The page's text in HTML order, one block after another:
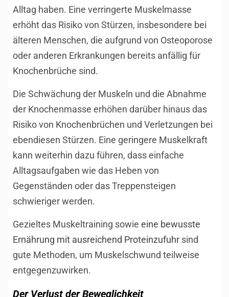
Alltag haben. Eine verringerte Muskelmasse
erhöht das Risiko von Stürzen, insbesondere bei
älteren Menschen, die aufgrund von Osteoporose
oder anderen Erkrankungen bereits anfällig für
Knochenbrüche sind.
Die Schwächung der Muskeln und die Abnahme
der Knochenmasse erhöhen darüber hinaus das
Risiko von Knochenbrüchen und Verletzungen bei
ebendiesen Stürzen. Eine geringere Muskelkraft
kann weiterhin dazu führen, dass einfache
Alltagsaufgaben wie das Heben von
Gegenständen oder das Treppensteigen
schwieriger werden.
Gezieltes Muskeltraining sowie eine bewusste
Ernährung mit ausreichend Proteinzufuhr sind
gute Methoden, um Muskelschwund teilweise
entgegenzuwirken.
Der Verlust der Beweglichkeit